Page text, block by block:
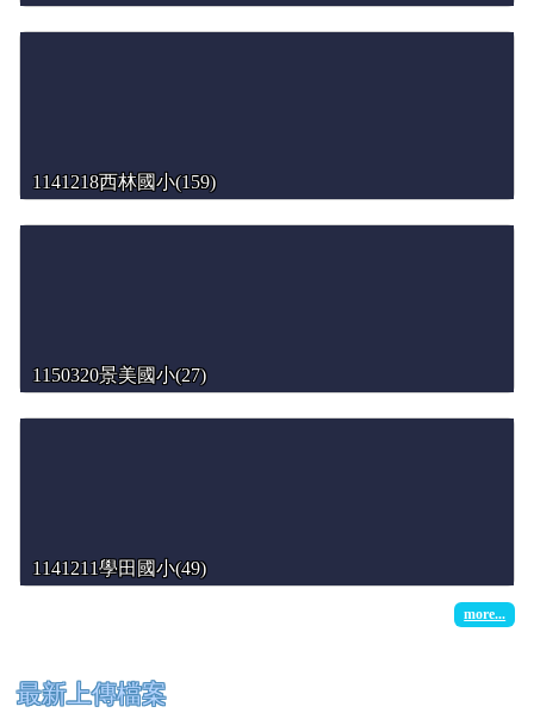
1141218西林國小(159)
1150320景美國小(27)
1141211學田國小(49)
more...
下中左區域內容
最新上傳檔案